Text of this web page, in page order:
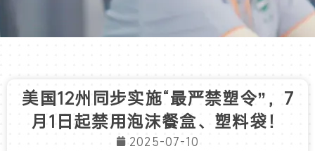
美国12州同步实施“最严禁塑令”，7
月1日起禁用泡沫餐盒、塑料袋！
2025-07-10